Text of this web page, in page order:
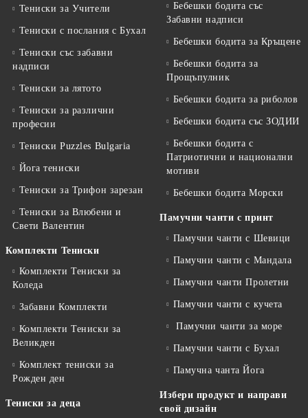
Тениски за Учители
Тениски с послания с Бухал
Тениски със забавни
надписи
Тениски за лятото
Тениски за различни
професии
Тениски Puzzles Bulgaria
Йога тениски
Тениски за Трифон зарезан
Тениски за Влюбени и
Свети Валентин
Комплекти Тениски
Комплекти Тениски за
Коледа
Забавни Комплекти
Комплекти Тениски за
Великден
Комплект тениски за
Рожден ден
Тениски за деца
Бебешки бодита със
Забавни надписи
Бебешки бодита за Кръщене
Бебешки бодита за
Прощъпулник
Бебешки бодита за риболов
Бебешки бодита със ЗОДИИ
Бебешки бодита с
Патриотични и национални
мотиви
Бебешки бодита Морски
Памучни чанти с принт
Памучни чанти с Шевици
Памучни чанти с Мандала
Памучни чанти Пролетни
Памучни чанти с кучета
Памучни чанти за море
Памучни чанти с Бухал
Памучна чанта Йога
Избери продукт и направи
свой дизайн